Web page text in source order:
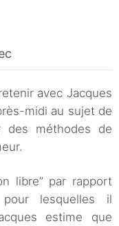
avec Jacques
midi au sujet de
méthodes de
libre” par rapport
pour lesquelles il
estime que